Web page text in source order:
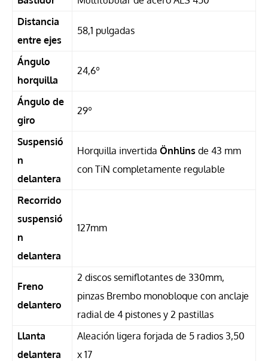
Distancia
entre ejes
58,1 pulgadas
Ángulo
horquilla
24,6º
Ángulo de
giro
29º
Suspensió
n
delantera
Horquilla invertida Önhlins de 43 mm
con TiN completamente regulable
Recorrido
suspensió
n
delantera
127mm
Freno
delantero
2 discos semiflotantes de 330mm,
pinzas Brembo monobloque con anclaje
radial de 4 pistones y 2 pastillas
Llanta
delantera
Aleación ligera forjada de 5 radios 3,50
x 17